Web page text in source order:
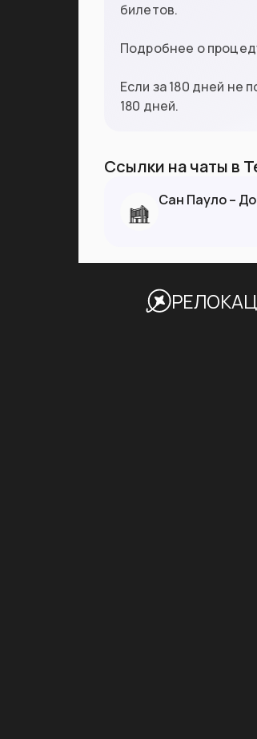
билетов.
Подробнее о
Если за 180 дней не
180 дней.
Ссылки на чаты в
Сан Пауло –
РЕЛОКАЦ